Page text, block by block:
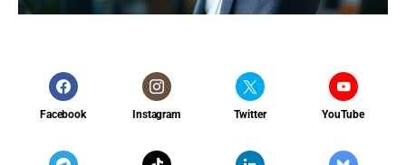
Facebook Instagram Twitter YouTube